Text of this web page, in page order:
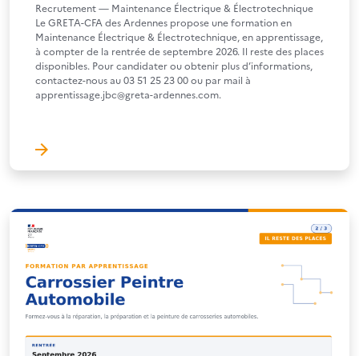
Recrutement — Maintenance Électrique & Électrotechnique
Le GRETA-CFA des Ardennes propose une formation en
Maintenance Électrique & Électrotechnique, en apprentissage,
à compter de la rentrée de septembre 2026. Il reste des places
disponibles. Pour candidater ou obtenir plus d’informations,
contactez-nous au 03 51 25 23 00 ou par mail à
apprentissage.jbc@greta-ardennes.com.